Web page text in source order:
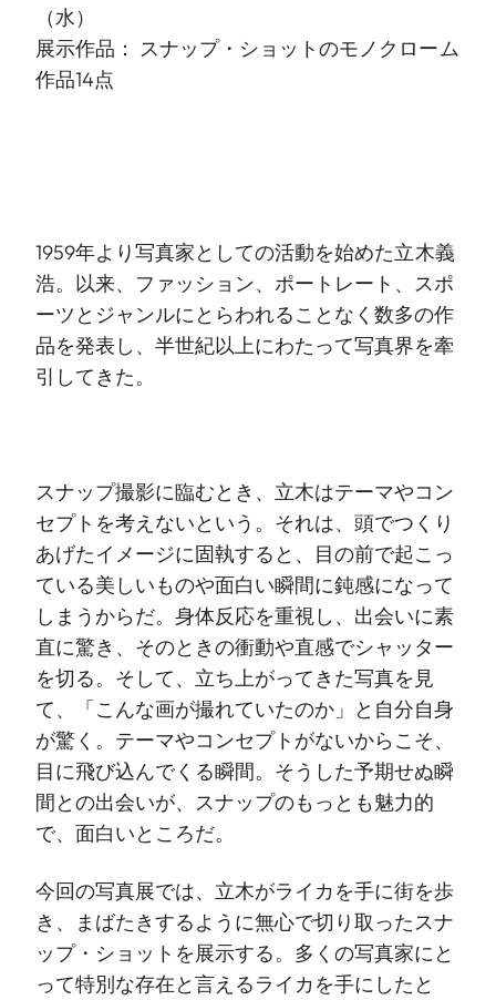
（水）
展示作品： スナップ・ショットのモノクローム
作品14点
1959年より写真家としての活動を始めた立木義
浩。以来、ファッション、ポートレート、スポ
ーツとジャンルにとらわれることなく数多の作
品を発表し、半世紀以上にわたって写真界を牽
引してきた。
スナップ撮影に臨むとき、立木はテーマやコン
セプトを考えないという。それは、頭でつくり
あげたイメージに固執すると、目の前で起こっ
ている美しいものや面白い瞬間に鈍感になって
しまうからだ。身体反応を重視し、出会いに素
直に驚き、そのときの衝動や直感でシャッター
を切る。そして、立ち上がってきた写真を見
て、「こんな画が撮れていたのか」と自分自身
が驚く。テーマやコンセプトがないからこそ、
目に飛び込んでくる瞬間。そうした予期せぬ瞬
間との出会いが、スナップのもっとも魅力的
で、面白いところだ。
今回の写真展では、立木がライカを手に街を歩
き、まばたきするように無心で切り取ったスナ
ップ・ショットを展示する。多くの写真家にと
って特別な存在と言えるライカを手にしたと